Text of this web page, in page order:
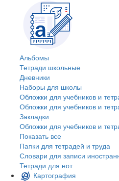
Альбомы
Тетради школьные
Дневники
Наборы для школы
Обложки для учебников и
Обложки для учебников и
Закладки
Обложки для учебников и
Показать все
Папки для тетрадей и труда
Словари для записи
Тетради для нот
Картография